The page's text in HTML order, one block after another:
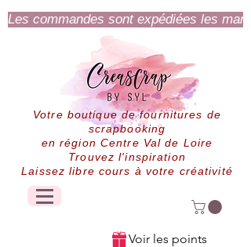
Les commandes sont expédiées les
Votre boutique de fournitures de
scrapbooking
en région Centre Val de Loire
Trouvez l'inspiration
Laissez libre cours à votre créativité
Voir les points